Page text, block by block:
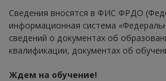
Сведения вносятся в ФИС ФРДО
информационная система
сведений о документах об
квалификации, документах об
Ждем на обучение!